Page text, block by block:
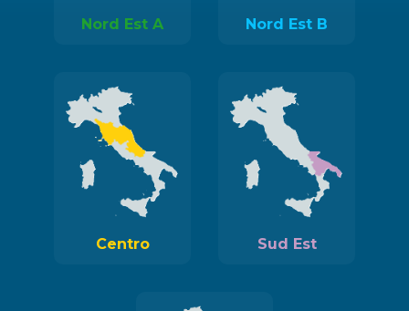
Nord Est A Nord Est B
Centro Sud Est